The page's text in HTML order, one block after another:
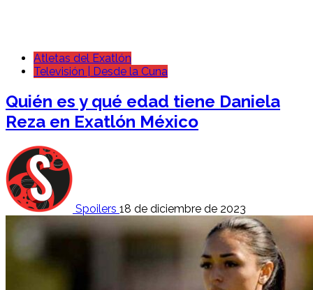
Atletas del Exatlón
Televisión | Desde la Cuna
Quién es y qué edad tiene Daniela
Reza en Exatlón México
Spoilers 18 de diciembre de 2023